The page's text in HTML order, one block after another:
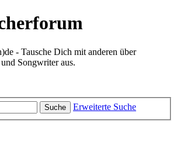
- Tausche Dich mit anderen über
Songwriter aus.
Suche Erweiterte Suche